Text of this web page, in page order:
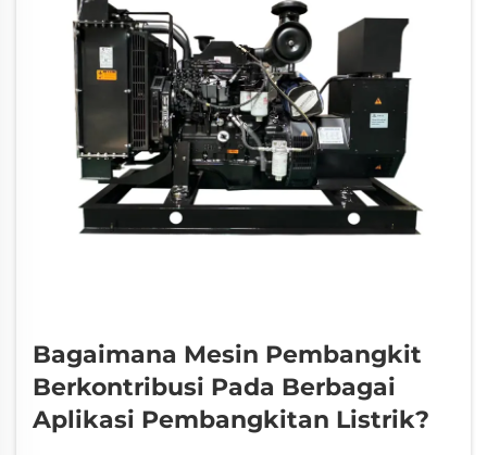
Bagaimana Mesin Pembangkit
Berkontribusi Pada Berbagai
Aplikasi Pembangkitan Listrik?